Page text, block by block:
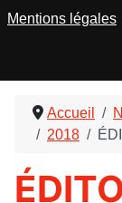
Accueil
2018
Mentions légales